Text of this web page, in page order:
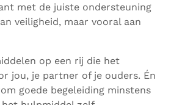
met de juiste ondersteuning
veiligheid, maar vooral aan
op een rij die het
jou, je partner of je ouders. Én
goede begeleiding minstens